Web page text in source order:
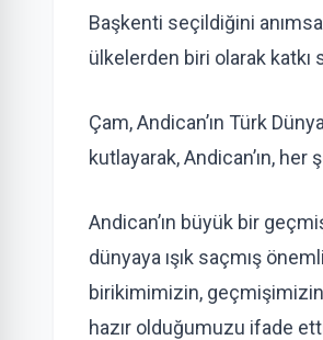
Başkenti seçildiğini
ülkelerden biri olarak katkı
Çam, Andican’ın Türk
kutlayarak, Andican’ın,
Andican’ın büyük bir
dünyaya ışık saçmış
birikimimizin, geçmişimizin,
hazır olduğumuzu ifade